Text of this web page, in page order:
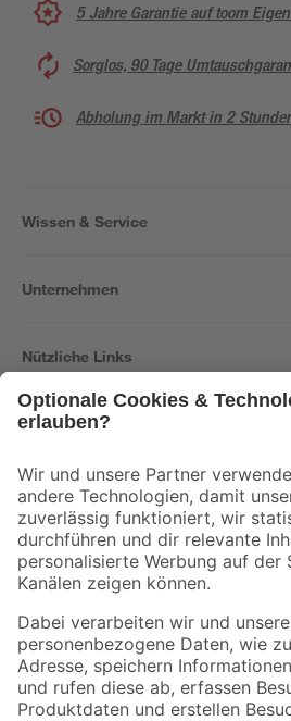
5 Jahre Garantie auf toom
Sorglos, 90 Tage
Abholung im Markt in 2
Wissen & Service
Unternehmen
Nützliche Links
Der toom Newsletter: Keine Angebote und
Zur Newsletter Anmeldung
Folge uns
Zahlungsarten